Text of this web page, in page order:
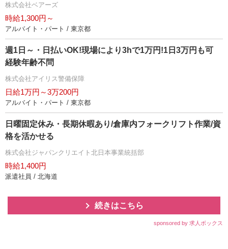
株式会社ベアーズ
時給1,300円～
アルバイト・パート / 東京都
週1日～・日払いOK!現場により3hで1万円!1日3万円も可
経験年齢不問
株式会社アイリス警備保障
日給1万円～3万200円
アルバイト・パート / 東京都
日曜固定休み・長期休暇あり/倉庫内フォークリフト作業/資
格を活かせる
株式会社ジャパンクリエイト北日本事業統括部
時給1,400円
派遣社員 / 北海道
続きはこちら
sponsored by 求人ボックス